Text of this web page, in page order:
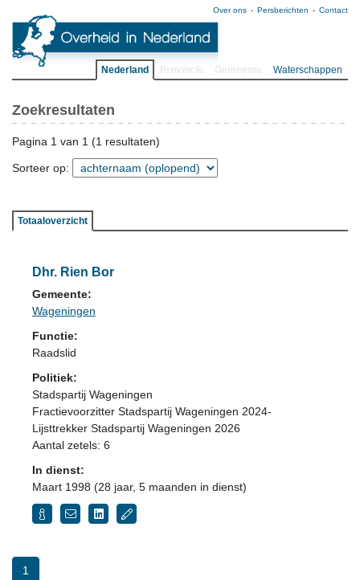
Over ons Persberichten Contact
Nederland Waterschappen
Zoekresultaten
Pagina 1 van 1 (1 resultaten)
Sorteer op:
Totaaloverzicht
Dhr. Rien Bor
Gemeente:
Wageningen
Functie:
Raadslid
Politiek:
Stadspartij Wageningen
Fractievoorzitter Stadspartij Wageningen 2024-
Lijsttrekker Stadspartij Wageningen 2026
Aantal zetels: 6
In dienst:
Maart 1998 (28 jaar, 5 maanden in dienst)
1